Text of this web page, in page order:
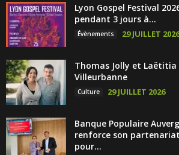
Lyon Gospel Festival
pendant 3 jours à...
Évènements 29 JUILLET 2026
Thomas Jolly et Laëtitia
Villeurbanne
Culture 29 JUILLET 2026
Banque Populaire
renforce son
pour...